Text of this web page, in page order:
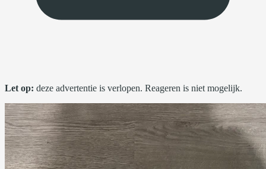
Let op: deze advertentie is verlopen. Reageren is niet mogelijk.